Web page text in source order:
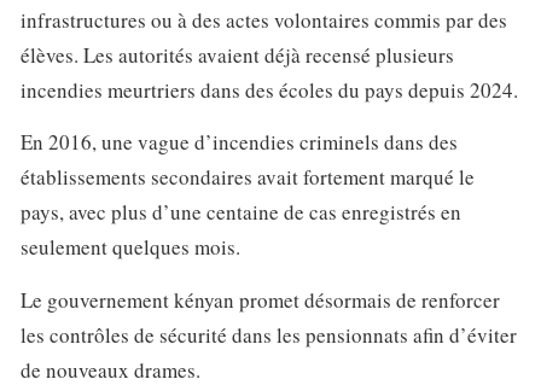
infrastructures ou à des actes volontaires commis par des
élèves. Les autorités avaient déjà recensé plusieurs
incendies meurtriers dans des écoles du pays depuis 2024.
En 2016, une vague d’incendies criminels dans des
établissements secondaires avait fortement marqué le
pays, avec plus d’une centaine de cas enregistrés en
seulement quelques mois.
Le gouvernement kényan promet désormais de renforcer
les contrôles de sécurité dans les pensionnats afin d’éviter
de nouveaux drames.